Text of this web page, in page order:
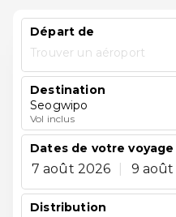
Départ de
Trouver un aéroport
Destination
Seogwipo
Vol inclus
Dates de votre voyage
7 août 2026 9
Distribution